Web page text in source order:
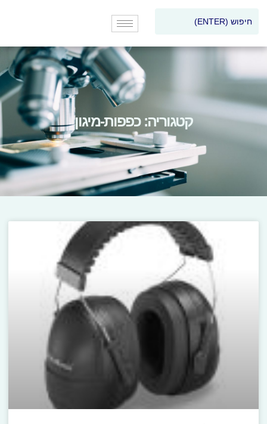
קטגוריה: כפפות-מיגון